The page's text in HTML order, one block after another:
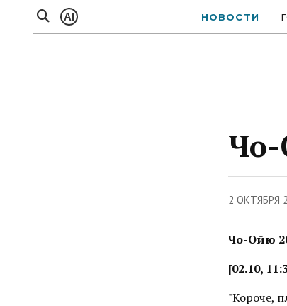
AI НОВОСТИ
Чо-
2 ОКТЯБРЯ
Чо-Ойю
[02.10,
"Короче,